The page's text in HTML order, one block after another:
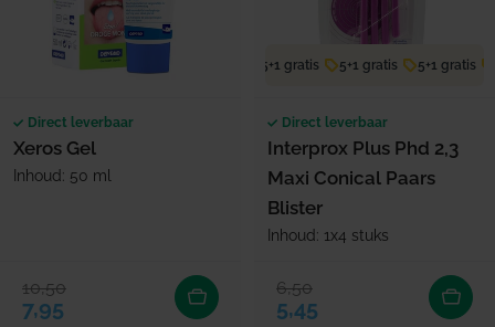
Direct leverbaar
Xeros Gel
Inhoud: 50 ml
Verkoopprijs
7,95
Normale prijs
10,50
5+1 gratis 5+1 gratis 5+1 gratis
Direct leverbaar
Interprox Plus Phd 2,3
Maxi Conical Paars
Blister
Inhoud: 1x4 stuks
Verkoopprijs
5,45
Normale prijs
6,50